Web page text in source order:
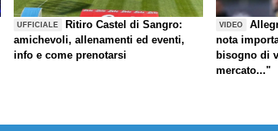
UFFICIALE
Ritiro Castel di Sangro:
amichevoli, allenamenti ed eventi,
info e come prenotarsi
VIDEO
nota
bisogno di
mercato..."